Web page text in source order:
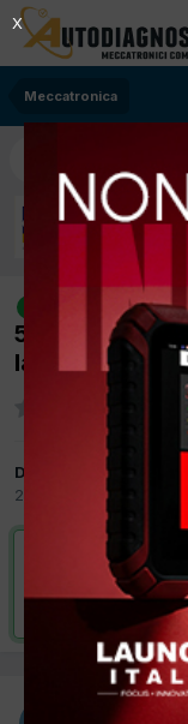
Meccatronica
[mini
55Kw Diesel]
lato sinistro
Da tronconeroberto
26 Marzo 2012
Risolta
X